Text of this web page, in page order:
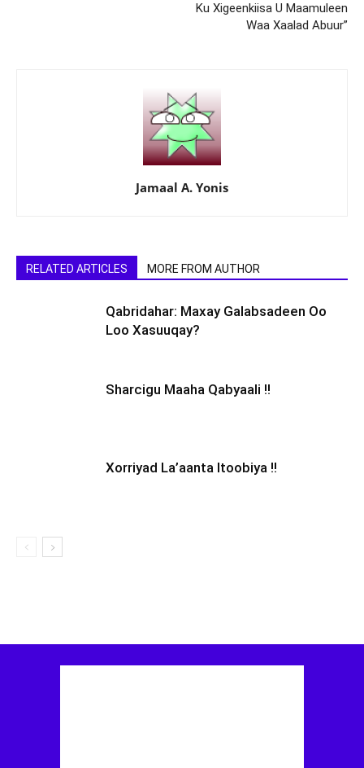
Ku Xigeenkiisa U Maamuleen
Waa Xaalad Abuur”
Jamaal A. Yonis
RELATED ARTICLES MORE FROM AUTHOR
Qabridahar: Maxay Galabsadeen Oo
Loo Xasuuqay?
Sharcigu Maaha Qabyaali !!
Xorriyad La’aanta Itoobiya !!